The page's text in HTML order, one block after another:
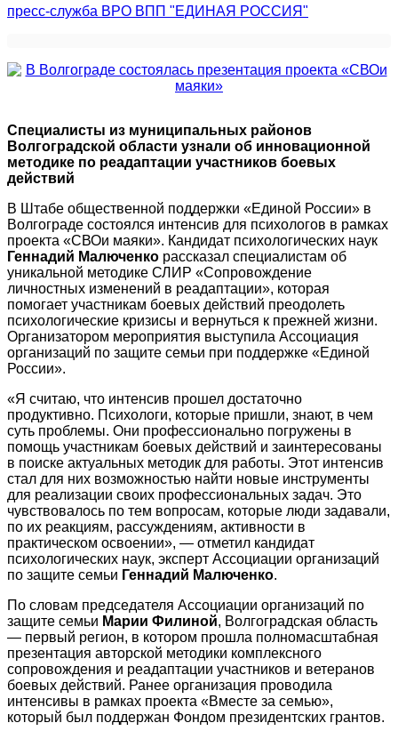
пресс-служба ВРО ВПП "ЕДИНАЯ РОССИЯ"
Специалисты из муниципальных районов
Волгоградской области узнали об инновационной
методике по реадаптации участников боевых
действий
В Штабе общественной поддержки «Единой России» в
Волгограде состоялся интенсив для психологов в рамках
проекта «СВОи маяки». Кандидат психологических наук
Геннадий Малюченко рассказал специалистам об
уникальной методике СЛИР «Сопровождение
личностных изменений в реадаптации», которая
помогает участникам боевых действий преодолеть
психологические кризисы и вернуться к прежней жизни.
Организатором мероприятия выступила Ассоциация
организаций по защите семьи при поддержке «Единой
России».
«Я считаю, что интенсив прошел достаточно
продуктивно. Психологи, которые пришли, знают, в чем
суть проблемы. Они профессионально погружены в
помощь участникам боевых действий и заинтересованы
в поиске актуальных методик для работы. Этот интенсив
стал для них возможностью найти новые инструменты
для реализации своих профессиональных задач. Это
чувствовалось по тем вопросам, которые люди задавали,
по их реакциям, рассуждениям, активности в
практическом освоении», — отметил кандидат
психологических наук, эксперт Ассоциации организаций
по защите семьи Геннадий Малюченко.
По словам председателя Ассоциации организаций по
защите семьи Марии Филиной, Волгоградская область
— первый регион, в котором прошла полномасштабная
презентация авторской методики комплексного
сопровождения и реадаптации участников и ветеранов
боевых действий. Ранее организация проводила
интенсивы в рамках проекта «Вместе за семью»,
который был поддержан Фондом президентских грантов.